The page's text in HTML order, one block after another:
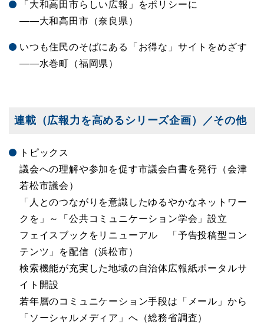
「大和高田市らしい広報」をポリシーに
――大和高田市（奈良県）
いつも住民のそばにある「お得な」サイトをめざす
――水巻町（福岡県）
連載（広報力を高めるシリーズ企画）／その他
トピックス
議会への理解や参加を促す市議会白書を発行（会津
若松市議会）
「人とのつながりを意識したゆるやかなネットワー
クを」～「公共コミュニケーション学会」設立
フェイスブックをリニューアル 「予告投稿型コン
テンツ」を配信（浜松市）
検索機能が充実した地域の自治体広報紙ポータルサ
イト開設
若年層のコミュニケーション手段は「メール」から
「ソーシャルメディア」へ（総務省調査）